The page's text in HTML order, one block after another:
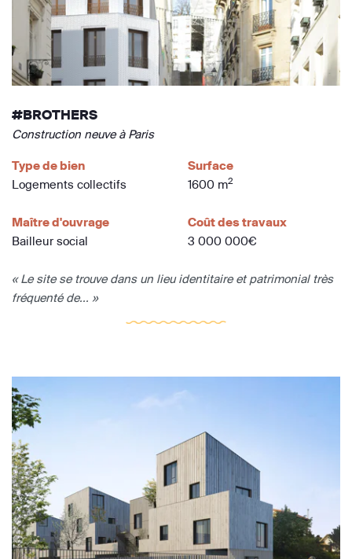
#BROTHERS
Construction neuve à Paris
Type de bien
Logements collectifs
Surface
1600 m2
Maître d'ouvrage
Bailleur social
Coût des travaux
3 000 000€
« Le site se trouve dans un lieu identitaire et patrimonial très
fréquenté de... »